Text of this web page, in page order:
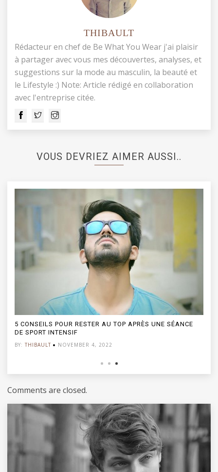
THIBAULT
Rédacteur en chef de Be What You Wear j'ai plaisir
à partager avec vous mes découvertes, analyses, et
suggestions sur la mode au masculin, la beauté et
le Lifestyle :) Note: Article rédigé en collaboration
avec l'entreprise citée.
VOUS DEVRIEZ AIMER AUSSI..
5 CONSEILS POUR RESTER AU TOP APRÈS UNE SÉANCE
DE SPORT INTENSIF
BY: THIBAULT NOVEMBER 4, 2022
Comments are closed.